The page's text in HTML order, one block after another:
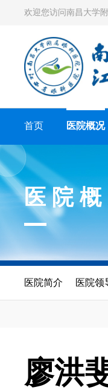
欢迎您访问南昌大学
首页 医院概况
医院
医院简介 医院领
廖洪